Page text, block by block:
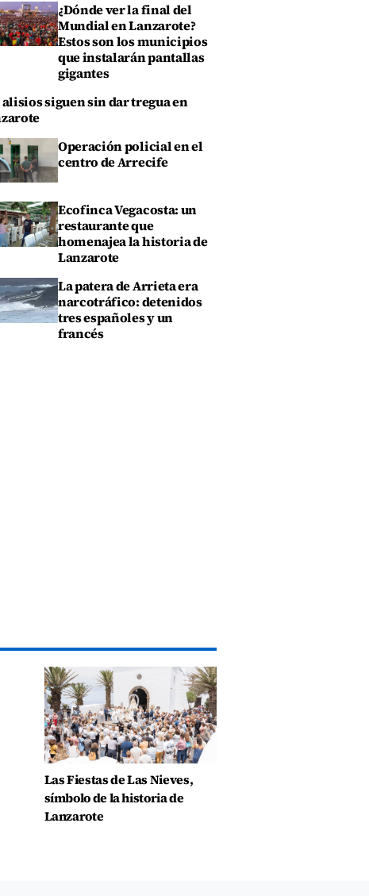
¿Dónde ver la final del
Mundial en Lanzarote?
Estos son los municipios
que instalarán pantallas
gigantes
alisios siguen sin dar tregua en
Operación policial en el
centro de Arrecife
Ecofinca Vegacosta: un
restaurante que
homenajea la historia de
Lanzarote
La patera de Arrieta era
narcotráfico: detenidos
tres españoles y un
francés
Las Fiestas de Las Nieves,
símbolo de la historia de
Lanzarote